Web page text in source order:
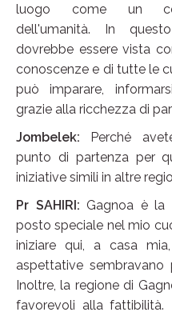
luogo come un
dell'umanità. In
dovrebbe essere vista
conoscenze e di tutte le
può imparare,
grazie alla ricchezza di
Jombelek: Perché
punto di partenza per
iniziative simili in altre
Pr SAHIRI: Gagnoa è
posto speciale nel mio
iniziare qui, a casa
aspettative sembravano
Inoltre, la regione di
favorevoli alla fattibilità.